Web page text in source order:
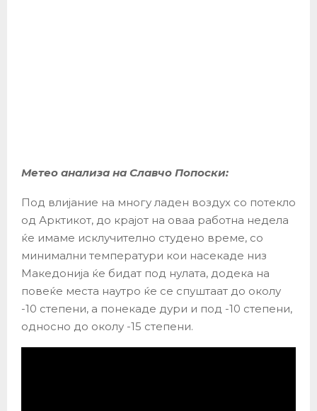
Метео анализа на Славчо Попоски:
Под влијание на многу ладен воздух со потекло
од Арктикот, до крајот на оваа работна недела
ќе имаме исклучително студено време, со
минимални температури кои насекаде низ
Македонија ќе бидат под нулата, додека на
повеќе места наутро ќе се спуштаат до околу
-10 степени, а понекаде дури и под -10 степени,
односно до околу -15 степени.